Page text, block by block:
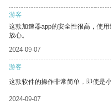
游客
这款加速器app的安全性很高，使
放心。
2024-09-07
游客
这款软件的操作非常简单，即使是
2024-09-07